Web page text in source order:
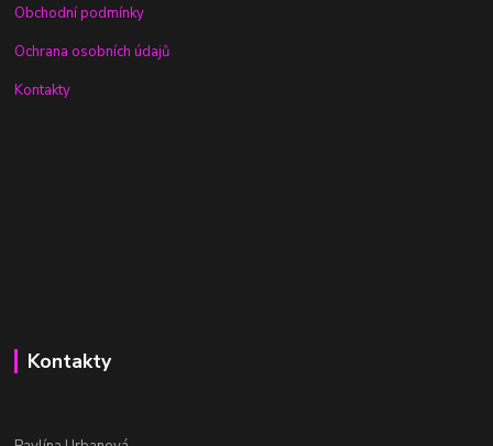
Obchodní podmínky
Ochrana osobních údajů
Kontakty
Kontakty